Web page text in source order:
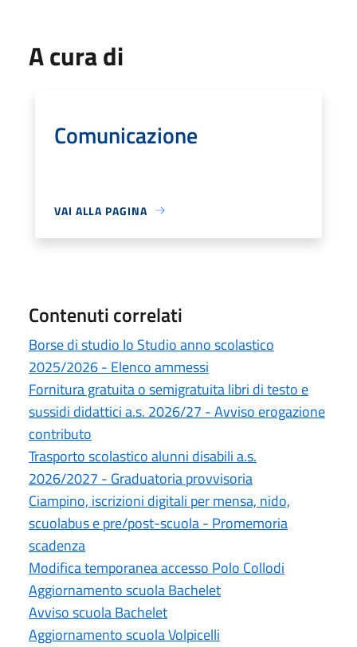
A cura di
Comunicazione
VAI ALLA PAGINA
Contenuti correlati
Borse di studio Io Studio anno scolastico
2025/2026 - Elenco ammessi
Fornitura gratuita o semigratuita libri di testo e
sussidi didattici a.s. 2026/27 - Avviso erogazione
contributo
Trasporto scolastico alunni disabili a.s.
2026/2027 - Graduatoria provvisoria
Ciampino, iscrizioni digitali per mensa, nido,
scuolabus e pre/post-scuola - Promemoria
scadenza
Modifica temporanea accesso Polo Collodi
Aggiornamento scuola Bachelet
Avviso scuola Bachelet
Aggiornamento scuola Volpicelli